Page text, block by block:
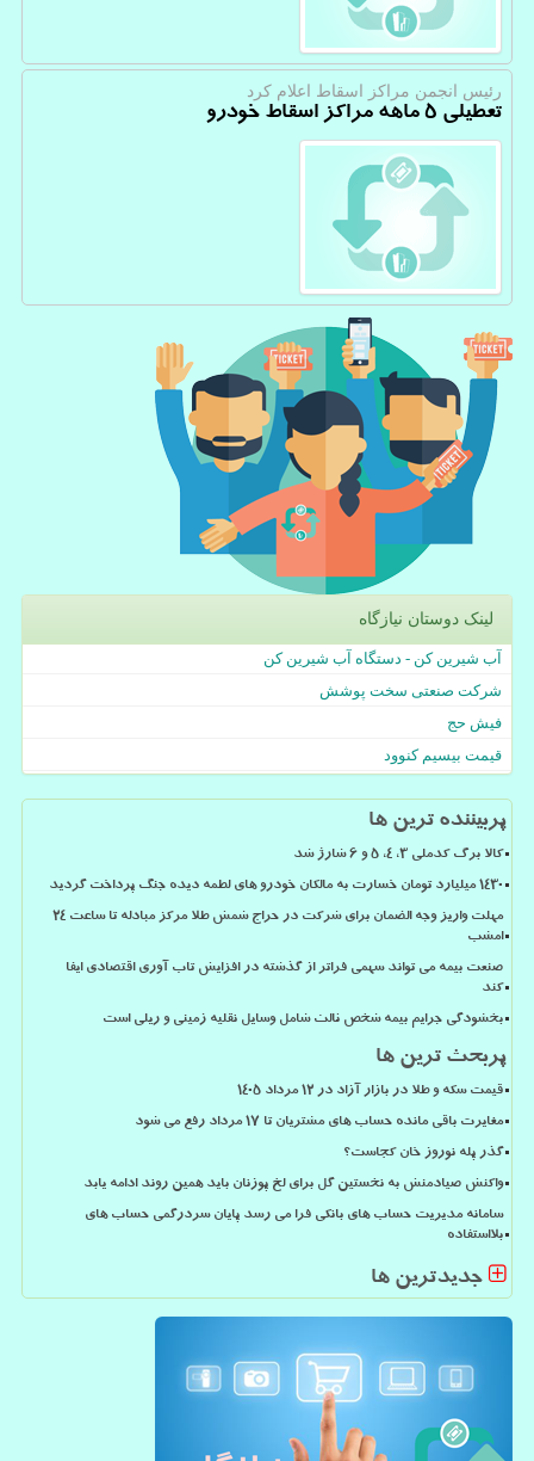
رئیس انجمن مراكز اسقاط اعلام كرد
تعطیلی ۵ ماهه مراکز اسقاط خودرو
لینک دوستان نیازگاه
آب شیرین کن - دستگاه آب شیرین کن
شرکت صنعتی سخت پوشش
فیش حج
قیمت بیسیم کنوود
پربیننده ترین ها
کالا برگ کدملی 3، 4، 5 و 6 شارژ شد
۱۴۳۰ میلیارد تومان خسارت به مالکان خودرو های لطمه دیده جنگ پرداخت گردید
مهلت واریز وجه الضمان برای شرکت در حراج شمش طلا مرکز مبادله تا ساعت ۲۴
امشب
صنعت بیمه می تواند سهمی فراتر از گذشته در افزایش تاب آوری اقتصادی ایفا
کند
بخشودگی جرایم بیمه شخص ثالث شامل وسایل نقلیه زمینی و ریلی است
پربحث ترین ها
قیمت سکه و طلا در بازار آزاد در ۱۲ مرداد ۱۴۰۵
مغایرت باقی مانده حساب های مشتریان تا 17 مرداد رفع می شود
گذر پله نوروز خان کجاست؟
واکنش صیادمنش به نخستین گل برای لخ پوزنان باید همین روند ادامه یابد
سامانه مدیریت حساب های بانکی فرا می رسد پایان سردرگمی حساب های
بلااستفاده
جدیدترین ها